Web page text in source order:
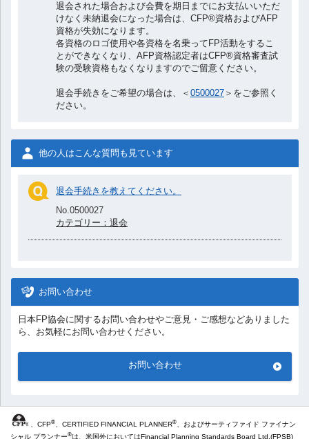
退会された場合および会費を期日までにお支払いいただ
けなく未納退会になった場合は、CFP®資格およびAFP
資格が失効になります。
各資格のロゴ使用や各資格を名乗ってFP活動をするこ
とができなくなり、AFP資格認定者はCFP®資格審査試
験の受験資格もなくなりますのでご留意ください。
退会手続きをご希望の場合は、＜ 0500027 ＞をご参照く
ださい。
他の人はこんな質問も見ています
退会手続きを教えてください。
No.0500027
カテゴリー：退会
お問い合わせ
日本FP協会に関するお問い合わせやご意見・ご感想などありました
ら、お気軽にお問い合わせください。
お問い合わせ
、CFP® 、CERTIFIED FINANCIAL PLANNER®
、およびサーティファイド ファイナン
シャル プランナー®は、米国外においてはFinancial Planning Standards Board Ltd.(FPSB)